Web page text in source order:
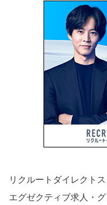
リクルートダイレクト
エグゼクティブ求人・